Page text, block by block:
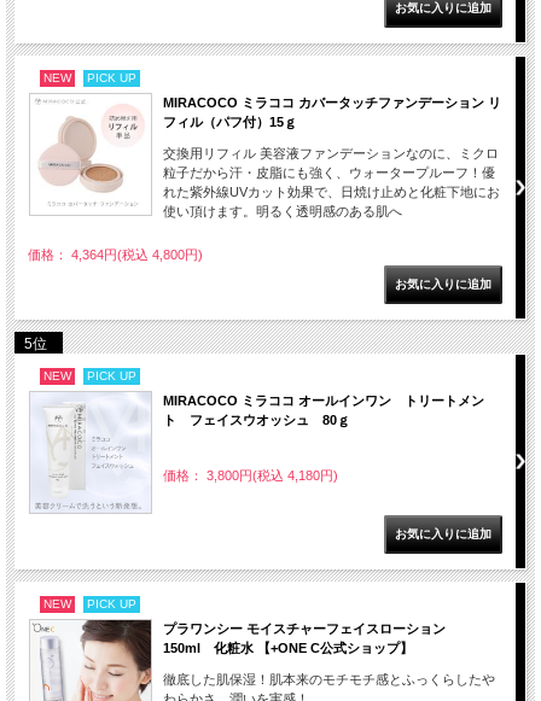
NEW PICK UP
MIRACOCO ミラココ カバータッチファンデーション リ
フィル（パフ付）15ｇ
交換用リフィル 美容液ファンデーションなのに、ミクロ
粒子だから汗・皮脂にも強く、ウォータープルーフ！優
れた紫外線UVカット効果で、日焼け止めと化粧下地にお
使い頂けます。明るく透明感のある肌へ
価格： 4,364円(税込 4,800円)
5位
NEW PICK UP
MIRACOCO ミラココ オールインワン トリートメン
ト フェイスウオッシュ 80ｇ
価格： 3,800円(税込 4,180円)
NEW PICK UP
プラワンシー モイスチャーフェイスローション
150ml 化粧水 【+ONE C公式ショップ】
徹底した肌保湿！肌本来のモチモチ感とふっくらしたや